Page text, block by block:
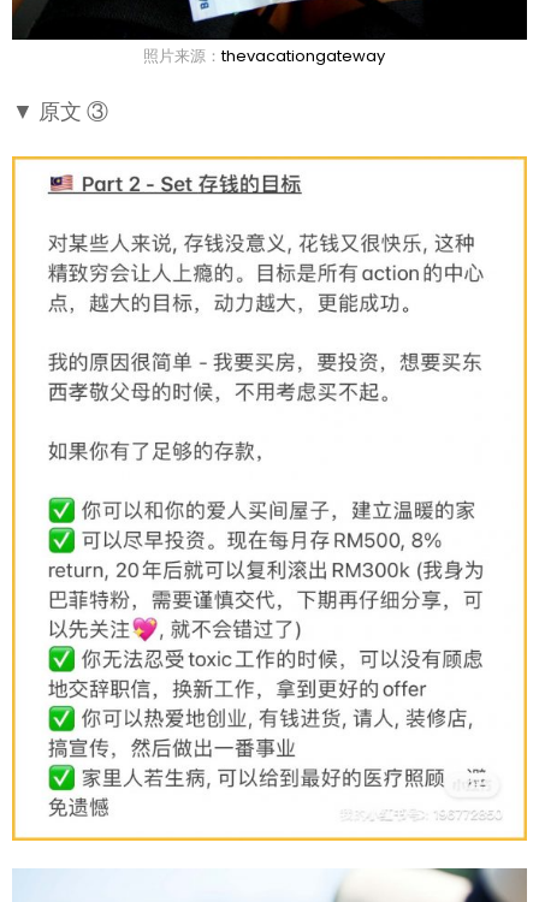
照片来源：thevacationgateway
▼ 原文 ③